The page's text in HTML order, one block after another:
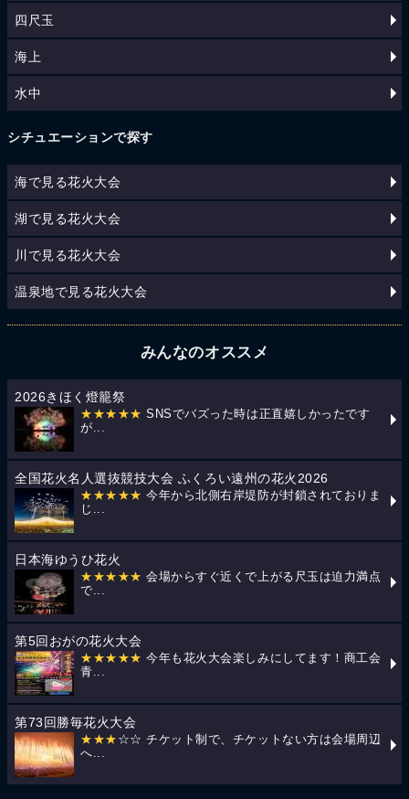
四尺玉
海上
水中
シチュエーションで探す
海で見る花火大会
湖で見る花火大会
川で見る花火大会
温泉地で見る花火大会
みんなのオススメ
2026きほく燈籠祭
★★★★★ SNSでバズった時は正直嬉しかったです
が...
全国花火名人選抜競技大会 ふくろい遠州の花火2026
★★★★★ 今年から北側右岸堤防が封鎖されておりま
じ...
日本海ゆうひ花火
★★★★★ 会場からすぐ近くで上がる尺玉は迫力満点
で...
第5回おがの花火大会
★★★★★ 今年も花火大会楽しみにしてます！商工会
青...
第73回勝毎花火大会
★★★ ☆☆ チケット制で、チケットない方は会場周辺
へ...